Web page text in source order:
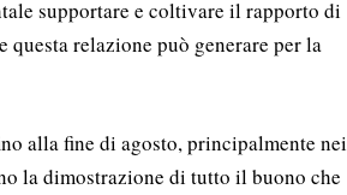
supportare e coltivare il rapporto di
relazione può generare per la
alla fine di agosto, principalmente nei
la dimostrazione di tutto il buono che